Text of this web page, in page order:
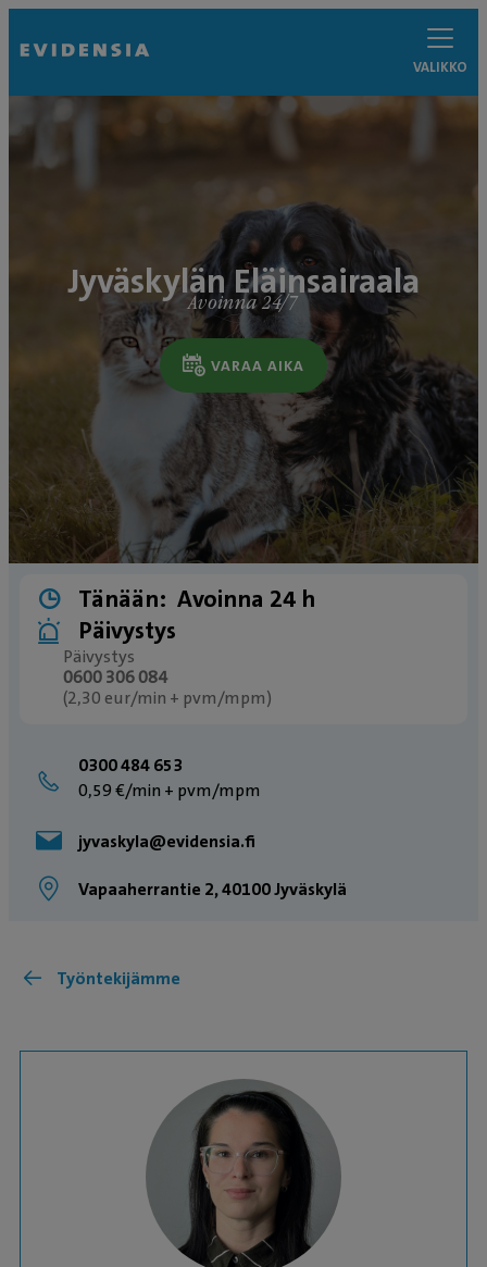
VALIKKO
Jyväskylän Eläinsairaala
Avoinna 24/7
VARAA AIKA
Tänään: Avoinna 24 h
Päivystys
Päivystys
0600 306 084
(2,30 eur/min + pvm/mpm)
0300 484 653
0,59 €/min + pvm/mpm
jyvaskyla@evidensia.fi
Vapaaherrantie 2, 40100 Jyväskylä
Työntekijämme